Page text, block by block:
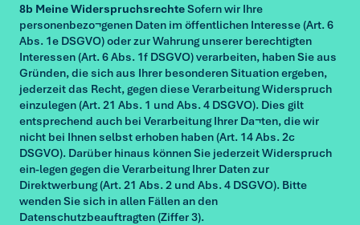
8b Meine WiderspruchsrechteSofern wir Ihre
personenbezo¬genen Daten im öffentlichen Interesse (Art. 6
Abs. 1e DSGVO) oder zur Wahrung unserer berechtigten
Interessen (Art. 6 Abs. 1f DSGVO) verarbeiten, haben Sie aus
Gründen, die sich aus Ihrer besonderen Situation ergeben,
jederzeit das Recht, gegen diese Verarbeitung Widerspruch
einzulegen (Art. 21 Abs. 1 und Abs. 4 DSGVO). Dies gilt
entsprechend auch bei Verarbeitung Ihrer Da¬ten, die wir
nicht bei Ihnen selbst erhoben haben (Art. 14 Abs. 2c
DSGVO). Darüber hinaus können Sie jederzeit Widerspruch
ein-legen gegen die Verarbeitung Ihrer Daten zur
Direktwerbung (Art. 21 Abs. 2 und Abs. 4 DSGVO). Bitte
wenden Sie sich in allen Fällen an den
Datenschutzbeauftragten (Ziffer 3).